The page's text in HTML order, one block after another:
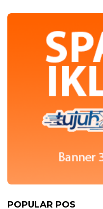
POPULAR POS